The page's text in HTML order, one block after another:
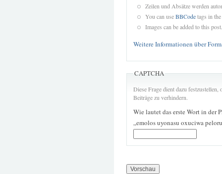
Zeilen und Absätze werden
You can useBBCodetags in
Images can be added to this post.
Weitere Informationen über
CAPTCHA
Diese Frage dient dazu
Beiträge zu verhindern.
Wie lautet das erste Wort in der
„emolos uyonasu oxuciwa